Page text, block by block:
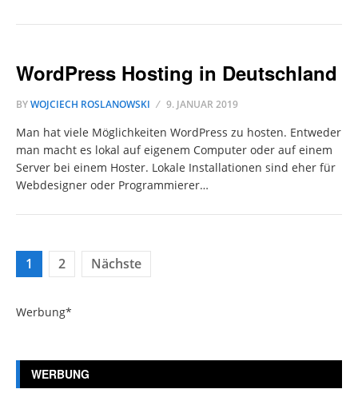
WordPress Hosting in Deutschland
BYWOJCIECH ROSLANOWSKI 9. JANUAR 2019
Man hat viele Möglichkeiten WordPress zu hosten. Entweder
man macht es lokal auf eigenem Computer oder auf einem
Server bei einem Hoster. Lokale Installationen sind eher für
Webdesigner oder Programmierer…
Seitennummerierung
Beiträge
1 2 Nächste
Werbung*
WERBUNG